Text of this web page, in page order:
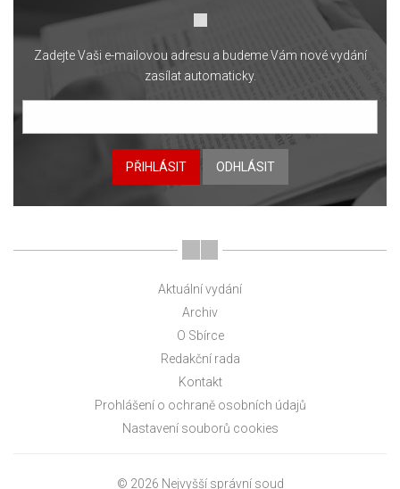
Zadejte Vaši e-mailovou adresu a budeme Vám nové vydání
zasílat automaticky.
PŘIHLÁSIT ODHLÁSIT
Aktuální vydání
Archiv
O Sbírce
Redakční rada
Kontakt
Prohlášení o ochraně osobních údajů
Nastavení souborů cookies
© 2026 Nejvyšší správní soud